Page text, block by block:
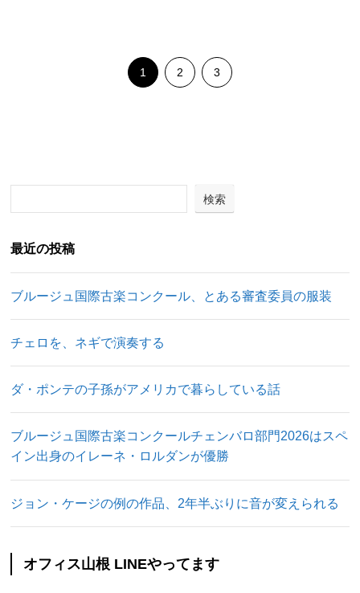
1 2 3
検索
最近の投稿
ブルージュ国際古楽コンクール、とある審査委員の服装
チェロを、ネギで演奏する
ダ・ポンテの子孫がアメリカで暮らしている話
ブルージュ国際古楽コンクールチェンバロ部門2026はスペ
イン出身のイレーネ・ロルダンが優勝
ジョン・ケージの例の作品、2年半ぶりに音が変えられる
オフィス山根 LINEやってます